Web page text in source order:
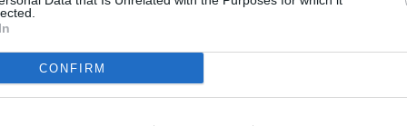
CONFIRM
nei giorni scorsi lecoste del Sud
dopo la traversata dal Nord Africa. Una
nelcentro di accoglienza di
le procedure diidentificazione